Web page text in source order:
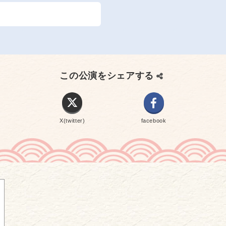
この公演をシェアする
X(twitter) facebook